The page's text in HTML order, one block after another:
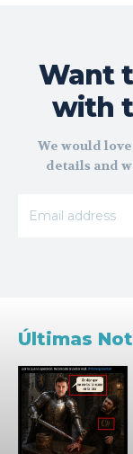
Want
with
We would
details and
Últimas